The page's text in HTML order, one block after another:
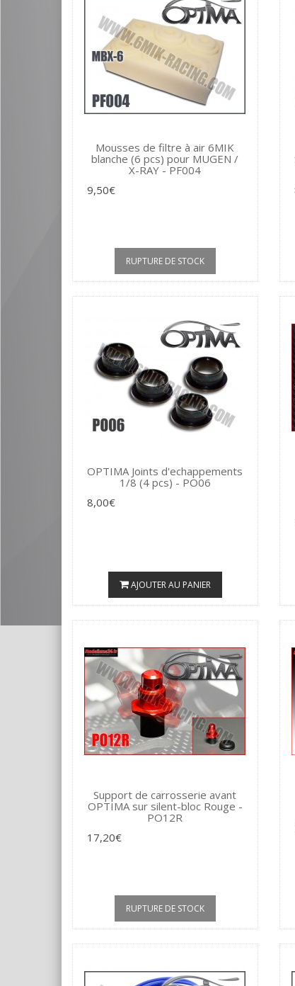
Mousses de filtre à air 6MIK
blanche (6 pcs) pour MUGEN /
X-RAY - PF004
9,50€
RUPTURE DE STOCK
OPTIMA Joints d'echappements
1/8 (4 pcs) - PO06
8,00€
AJOUTER AU PANIER
Support de carrosserie avant
OPTIMA sur silent-bloc Rouge -
PO12R
17,20€
RUPTURE DE STOCK